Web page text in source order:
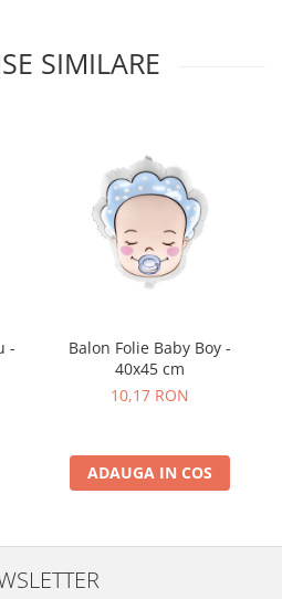
SIMILARE
-
Balon Folie Baby Boy -
40x45 cm
10,17 RON
ADAUGA IN COS